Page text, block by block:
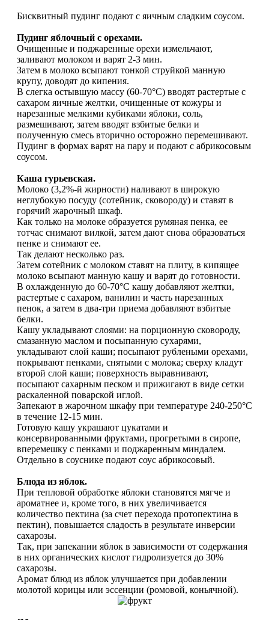
Бисквитный пудинг подают с яичным сладким соусом.
Пудинг яблочный с орехами.
Очищенные и поджаренные орехи измельчают,
заливают молоком и варят 2-3 мин.
Затем в молоко всыпают тонкой струйкой манную
крупу, доводят до кипения.
В слегка остывшую массу (60-70°С) вводят растертые с
сахаром яичные желтки, очищенные от кожуры и
нарезанные мелкими кубиками яблоки, соль,
размешивают, затем вводят взбитые белки и
полученную смесь вторично осторожно перемешивают.
Пудинг в формах варят на пару и подают с абрикосовым
соусом.
Каша гурьевская.
Молоко (3,2%-й жирности) наливают в широкую
неглубокую посуду (сотейник, сковороду) и ставят в
горячий жарочный шкаф.
Как только на молоке образуется румяная пенка, ее
тотчас снимают вилкой, затем дают снова образоваться
пенке и снимают ее.
Так делают несколько раз.
Затем сотейник с молоком ставят на плиту, в кипящее
молоко всыпают манную кашу и варят до готовности.
В охлажденную до 60-70°С кашу добавляют желтки,
растертые с сахаром, ванилин и часть нарезанных
пенок, а затем в два-три приема добавляют взбитые
белки.
Кашу укладывают слоями: на порционную сковороду,
смазанную маслом и посыпанную сухарями,
укладывают слой каши; посыпают рублеными орехами,
покрывают пенками, снятыми с молока; сверху кладут
второй слой каши; поверхность выравнивают,
посыпают сахарным песком и прижигают в виде сетки
раскаленной поварской иглой.
Запекают в жарочном шкафу при температуре 240-250°С
в течение 12-15 мин.
Готовую кашу украшают цукатами и
консервированными фруктами, прогретыми в сиропе,
вперемешку с пенками и поджаренным миндалем.
Отдельно в соуснике подают соус абрикосовый.
Блюда из яблок.
При тепловой обработке яблоки становятся мягче и
ароматнее и, кроме того, в них увеличивается
количество пектина (за счет перехода протопектина в
пектин), повышается сладость в результате инверсии
сахарозы.
Так, при запекании яблок в зависимости от содержания
в них органических кислот гидролизуется до 30%
сахарозы.
Аромат блюд из яблок улучшается при добавлении
молотой корицы или эссенции (ромовой, коньячной).